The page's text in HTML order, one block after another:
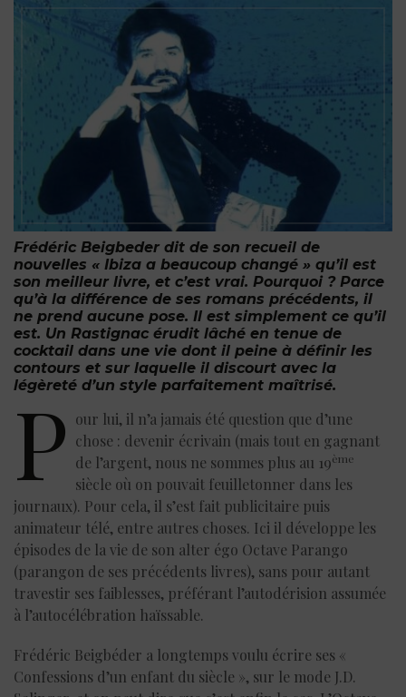
Frédéric Beigbeder dit de son recueil de
nouvelles « Ibiza a beaucoup changé » qu’il est
son meilleur livre, et c’est vrai. Pourquoi ? Parce
qu’à la différence de ses romans précédents, il
ne prend aucune pose. Il est simplement ce qu’il
est. Un Rastignac érudit lâché en tenue de
cocktail dans une vie dont il peine à définir les
contours et sur laquelle il discourt avec la
légèreté d’un style parfaitement maîtrisé.
P our lui, il n’a jamais été question que d’une
chose : devenir écrivain (mais tout en gagnant
de l’argent, nous ne sommes plus au 19ème
siècle où on pouvait feuilletonner dans les
journaux). Pour cela, il s’est fait publicitaire puis
animateur télé, entre autres choses. Ici il développe les
épisodes de la vie de son alter égo Octave Parango
(parangon de ses précédents livres), sans pour autant
travestir ses faiblesses, préférant l’autodérision assumée
à l’autocélébration haïssable.
Frédéric Beigbéder a longtemps voulu écrire ses «
Confessions d’un enfant du siècle », sur le mode J.D.